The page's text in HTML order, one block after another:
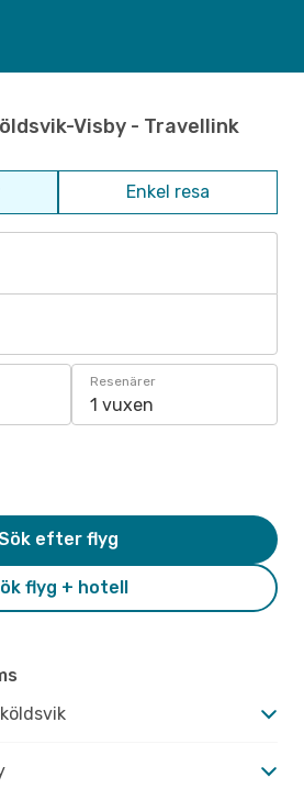
Visby - Travellink
Enkel resa
Resenärer
1 vuxen
flyg + hotell
efter flyg